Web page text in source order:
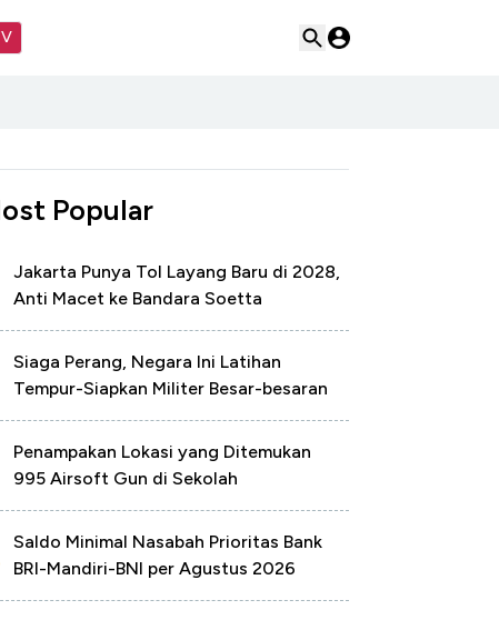
Popular
Jakarta Punya Tol Layang Baru di 2028,
Anti Macet ke Bandara Soetta
Siaga Perang, Negara Ini Latihan
Tempur-Siapkan Militer Besar-besaran
Penampakan Lokasi yang Ditemukan
995 Airsoft Gun di Sekolah
Saldo Minimal Nasabah Prioritas Bank
BRI-Mandiri-BNI per Agustus 2026